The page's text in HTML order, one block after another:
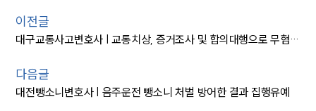
이전글
대구교통사고변호사 | 교통치상, 증거조사 및 합의대행으로 무혐의 마무리
다음글
대전뺑소니변호사 | 음주운전 뺑소니 처벌 방어한 결과 집행유예